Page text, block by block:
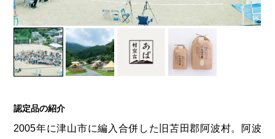
認定品の紹介
2005年に津山市に編入合併した旧苫田郡阿波村。阿波